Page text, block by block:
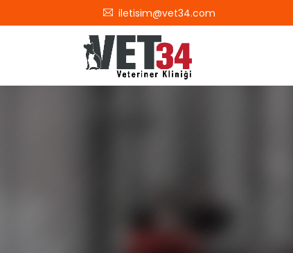
iletisim@vet34.com